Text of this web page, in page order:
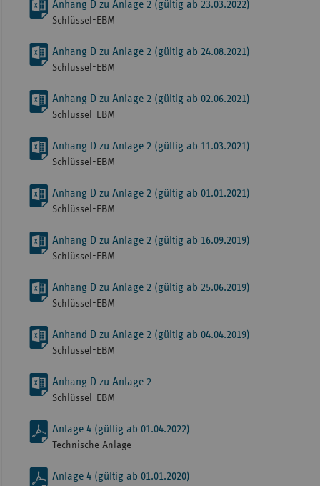
Anhang D zu Anlage 2 (gültig ab 23.03.2022)
Schlüssel-EBM
Anhang D zu Anlage 2 (gültig ab 24.08.2021)
Schlüssel-EBM
Anhang D zu Anlage 2 (gültig ab 02.06.2021)
Schlüssel-EBM
Anhang D zu Anlage 2 (gültig ab 11.03.2021)
Schlüssel-EBM
Anhang D zu Anlage 2 (gültig ab 01.01.2021)
Schlüssel-EBM
Anhang D zu Anlage 2 (gültig ab 16.09.2019)
Schlüssel-EBM
Anhang D zu Anlage 2 (gültig ab 25.06.2019)
Schlüssel-EBM
Anhand D zu Anlage 2 (gültig ab 04.04.2019)
Schlüssel-EBM
Anhang D zu Anlage 2
Schlüssel-EBM
Anlage 4 (gültig ab 01.04.2022)
Technische Anlage
Anlage 4 (gültig ab 01.01.2020)